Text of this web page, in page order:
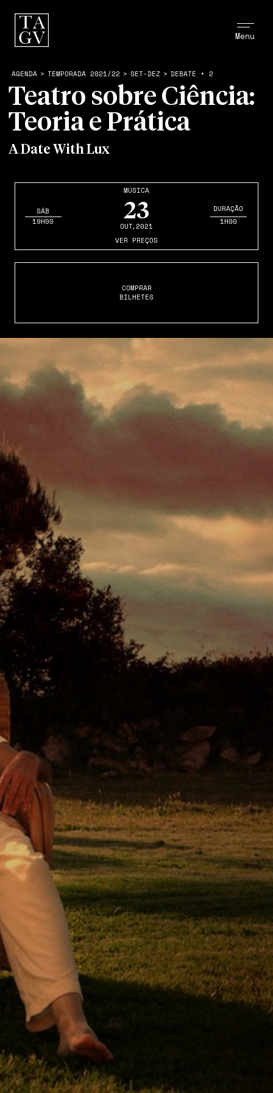
Menu
MÚSICA
23
OUT,2021
SÁB
19H00
DURAÇÃO
1H00
VER PREÇOS
COMPRAR
BILHETES
AGENDA > TEMPORADA 2021/22 > SET-DEZ > DEBATE + 2
Teatro sobre Ciência:
Teoria e Prática
A Date With Lux